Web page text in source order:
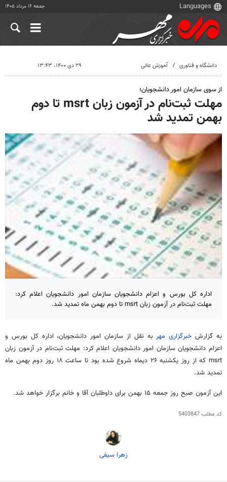
جمعه ۱۶ مرداد ۱۴۰۵
دانشگاه و فناوری آموزش عالی ۲۹ دی ۱۴۰۰، ۱۳:۴۳
از سوی سازمان امور دانشجویان؛
مهلت ثبت‌نام در آزمون زبان msrt تا دوم
بهمن تمدید شد
اداره کل بورس و اعزام دانشجویان سازمان امور دانشجویان اعلام کرد:
مهلت ثبت‌نام در آزمون زبان msrt تا دوم بهمن ماه تمدید شد.
به گزارش خبرگزاری مهر به نقل از سازمان امور دانشجویان، اداره کل بورس و
اعزام دانشجویان سازمان امور دانشجویان اعلام کرد: مهلت ثبت‌نام در آزمون زبان
msrt که از روز یکشنبه ۲۶ دیماه شروع شده بود تا ساعت ۱۸ روز دوم بهمن ماه
تمدید شد.
این آزمون صبح روز جمعه ۱۵ بهمن برای داوطلبان آقا و خانم برگزار خواهد شد.
کد مطلب5403847
زهرا سیفی